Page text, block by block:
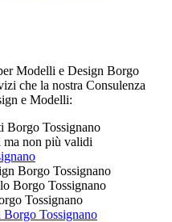
Modelli e Design Borgo
che la nostra Consulenza
e Modelli:
Borgo Tossignano
ma non più validi
Borgo Tossignano
Borgo Tossignano
Tossignano
Borgo Tossignano